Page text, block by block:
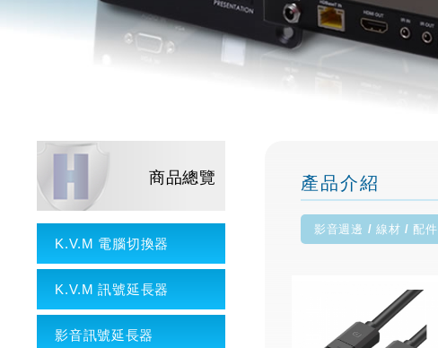
商品總覽
K.V.M 電腦切換器
K.V.M 訊號延長器
影音訊號延長器
產品介紹
影音週邊 / 線材 / 配件